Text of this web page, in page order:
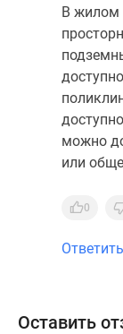
В жилом
можно
или
0
Ответить
Оставить